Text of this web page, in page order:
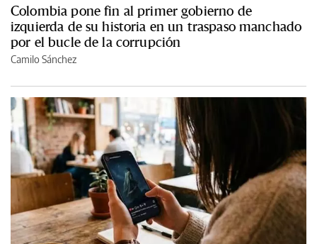
Colombia pone fin al primer gobierno de
izquierda de su historia en un traspaso manchado
por el bucle de la corrupción
Camilo Sánchez